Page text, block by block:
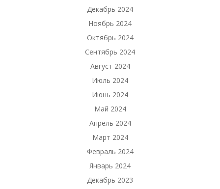
Декабрь 2024
Ноябрь 2024
Октябрь 2024
Сентябрь 2024
Август 2024
Июль 2024
Июнь 2024
Май 2024
Апрель 2024
Март 2024
Февраль 2024
Январь 2024
Декабрь 2023